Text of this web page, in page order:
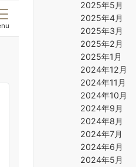
2025年5月
2025年4月
2025年3月
2025年2月
2025年1月
2024年12月
2024年11月
2024年10月
2024年9月
2024年8月
2024年7月
2024年6月
2024年5月